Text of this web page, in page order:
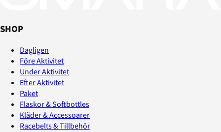
SHOP
Dagligen
Före Aktivitet
Under Aktivitet
Efter Aktivitet
Paket
Flaskor & Softbottles
Kläder & Accessoarer
Racebelts & Tillbehör